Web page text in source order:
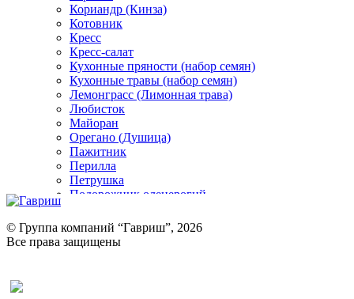
Кориандр (Кинза)
Котовник
Кресс
Кресс-салат
Кухонные пряности (набор семян)
Кухонные травы (набор семян)
Лемонграсс (Лимонная трава)
Любисток
Майоран
Орегано (Душица)
Пажитник
Перилла
Петрушка
Подорожник оленерогий
Ревень
Рукола
Рута
© Группа компаний “Гавриш”, 2026
Все права защищены